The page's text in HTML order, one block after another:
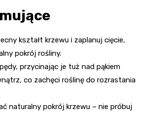
kształt krzewu i zaplanuj cięcie,
pokrój rośliny.
przycinając je tuż nad pąkiem
co zachęci roślinę do rozrastania
naturalny pokrój krzewu – nie próbuj